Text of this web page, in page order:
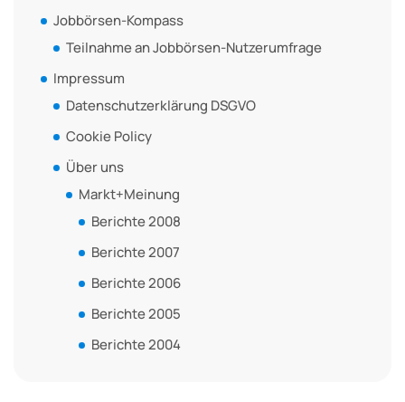
Jobbörsen-Kompass
Teilnahme an Jobbörsen-Nutzerumfrage
Impressum
Datenschutzerklärung DSGVO
Cookie Policy
Über uns
Markt+Meinung
Berichte 2008
Berichte 2007
Berichte 2006
Berichte 2005
Berichte 2004